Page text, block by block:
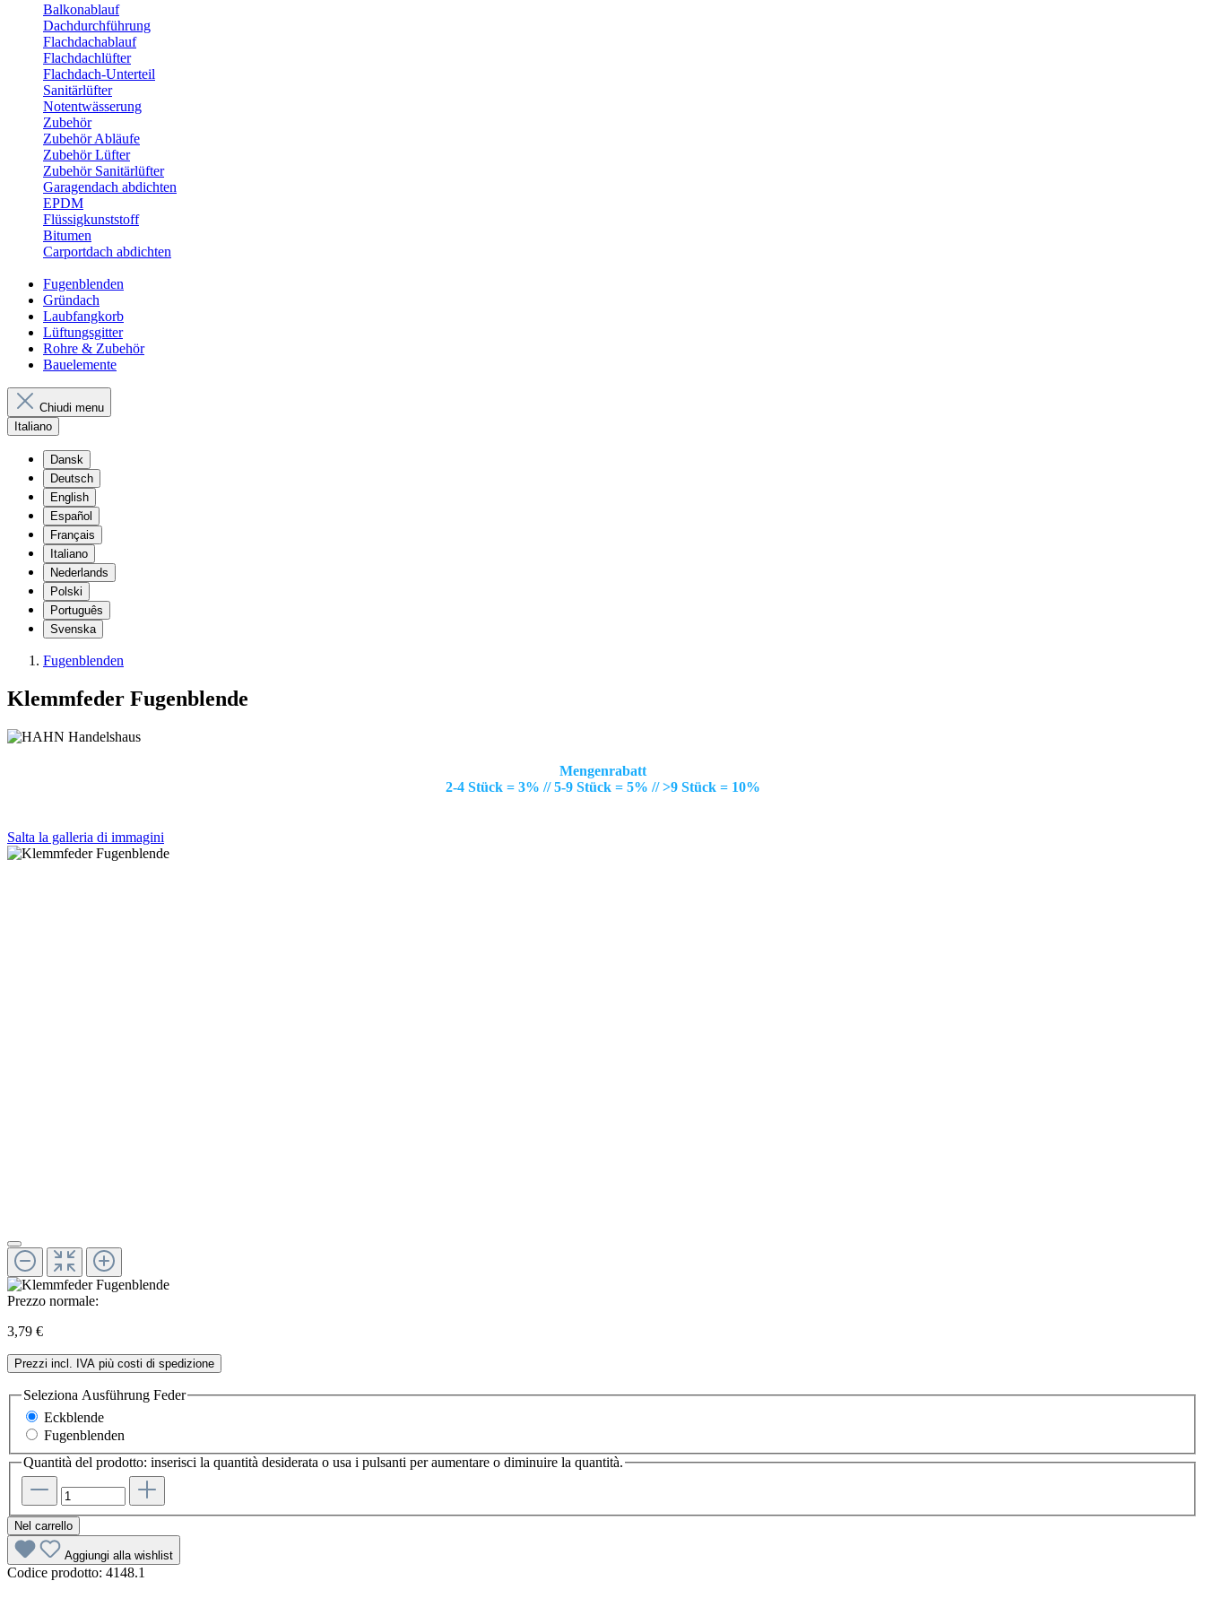
Balkonablauf
Dachdurchführung
Flachdachablauf
Flachdachlüfter
Flachdach-Unterteil
Sanitärlüfter
Notentwässerung
Zubehör
Zubehör Abläufe
Zubehör Lüfter
Zubehör Sanitärlüfter
Garagendach abdichten
EPDM
Flüssigkunststoff
Bitumen
Carportdach abdichten
Fugenblenden
Gründach
Laubfangkorb
Lüftungsgitter
Rohre & Zubehör
Bauelemente
Chiudi menu
Italiano
Dansk
Deutsch
English
Español
Français
Italiano
Nederlands
Polski
Português
Svenska
Fugenblenden
Klemmfeder Fugenblende
Mengenrabatt
2-4 Stück = 3% // 5-9 Stück = 5% // >9 Stück = 10%
Salta la galleria di immagini
Prezzo normale:
3,79 €
Prezzi incl. IVA più costi di spedizione
Seleziona Ausführung Feder
Eckblende
Fugenblenden
Quantità del prodotto: inserisci la quantità desiderata o usa i pulsanti per aumentare o diminuire la quantità.
Nel carrello
Aggiungi alla wishlist
Codice prodotto: 4148.1